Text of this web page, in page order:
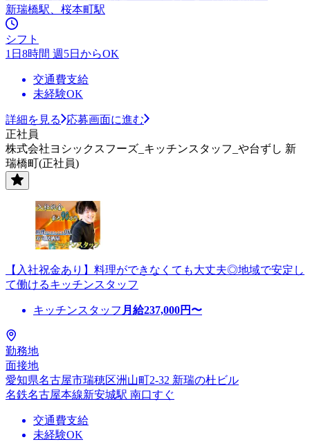
新瑞橋駅、桜本町駅
シフト
1日8時間 週5日からOK
交通費支給
未経験OK
詳細を見る
応募画面に進む
正社員
株式会社ヨシックスフーズ_キッチンスタッフ_や台ずし 新
瑞橋町(正社員)
【入社祝金あり】料理ができなくても大丈夫◎地域で安定し
て働けるキッチンスタッフ
キッチンスタッフ 月給237,000円〜
勤務地
面接地
愛知県名古屋市瑞穂区洲山町2-32 新瑞の杜ビル
名鉄名古屋本線新安城駅 南口すぐ
交通費支給
未経験OK